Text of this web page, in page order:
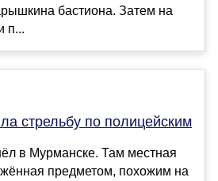
бастиона. Затем на
п...
стрельбу по полицейским
в Мурманске. Там местная
предметом, похожим на